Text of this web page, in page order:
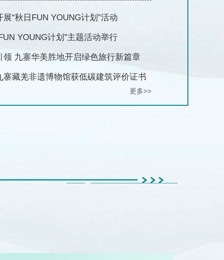
展“秋日FUN YOUNG计划”活动
YOUNG计划”主题活动举行
领 九寨华美胜地开启绿色旅行新篇章
寨藏羌非遗博物馆获低碳建筑评价证书
更多>>